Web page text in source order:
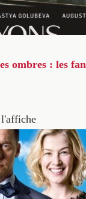
ombres : les